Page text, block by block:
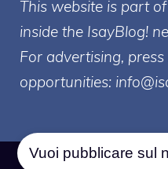
This website is part
inside the IsayBlog!
For advertising,
opportunities:
Vuoi pubblicare sul